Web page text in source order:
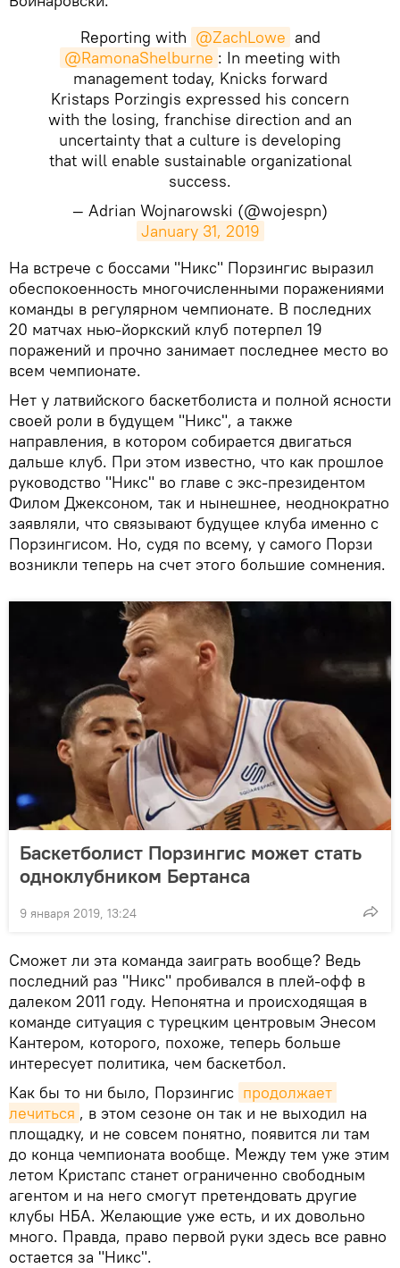
Reporting with @ZachLowe and
@RamonaShelburne : In meeting with
management today, Knicks forward
Kristaps Porzingis expressed his concern
with the losing, franchise direction and an
uncertainty that a culture is developing
that will enable sustainable organizational
success.
— Adrian Wojnarowski (@wojespn)
January 31, 2019
​На встрече с боссами "Никс" Порзингис выразил
обеспокоенность многочисленными поражениями
команды в регулярном чемпионате. В последних
20 матчах нью-йоркский клуб потерпел 19
поражений и прочно занимает последнее место во
всем чемпионате.
Нет у латвийского баскетболиста и полной ясности
своей роли в будущем "Никс", а также
направления, в котором собирается двигаться
дальше клуб. При этом известно, что как прошлое
руководство "Никс" во главе с экс-президентом
Филом Джексоном, так и нынешнее, неоднократно
заявляли, что связывают будущее клуба именно с
Порзингисом. Но, судя по всему, у самого Порзи
возникли теперь на счет этого большие сомнения.
Баскетболист Порзингис может стать
одноклубником Бертанса
9 января 2019, 13:24
Сможет ли эта команда заиграть вообще? Ведь
последний раз "Никс" пробивался в плей-офф в
далеком 2011 году. Непонятна и происходящая в
команде ситуация с турецким центровым Энесом
Кантером, которого, похоже, теперь больше
интересует политика, чем баскетбол.
Как бы то ни было, Порзингис продолжает
лечиться , в этом сезоне он так и не выходил на
площадку, и не совсем понятно, появится ли там
до конца чемпионата вообще. Между тем уже этим
летом Кристапс станет ограниченно свободным
агентом и на него смогут претендовать другие
клубы НБА. Желающие уже есть, и их довольно
много. Правда, право первой руки здесь все равно
остается за "Никс".